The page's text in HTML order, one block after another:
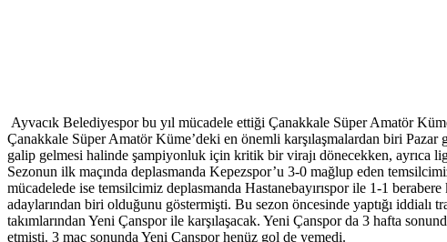
Ayvacık Belediyespor bu yıl mücadele ettiği Çanakkale Süper Amatör
Çanakkale Süper Amatör Küme’deki en önemli karşılaşmalardan biri
galip gelmesi halinde şampiyonluk için kritik bir virajı dönecekken, ayrıca
Sezonun ilk maçında deplasmanda Kepezspor’u 3-0 mağlup eden
mücadelede ise temsilcimiz deplasmanda Hastanebayırıspor ile 1-1
adaylarından biri olduğunu göstermişti. Bu sezon öncesinde yaptığı iddialı
takımlarından Yeni Çanspor ile karşılaşacak. Yeni Çanspor da 3 hafta
etmişti. 3 maç sonunda Yeni Çanspor henüz gol de yemedi.